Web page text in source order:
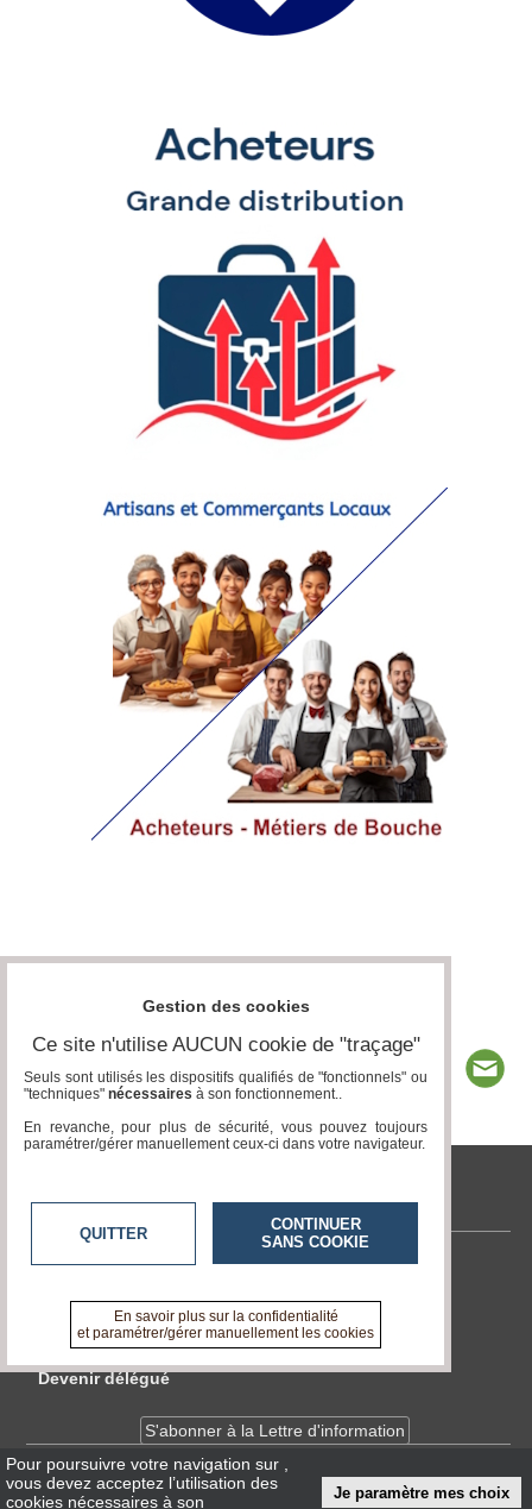
tvlocale.fr
En savoir +
A propos de tvlocale.fr
Devenir délégué
S'abonner à la Lettre d'information
InfosCNIL/RGPD
Pour poursuivre votre navigation sur
vous devez acceptez l’utilisation des
cookies nécessaires à son
Je paramètre mes choix
Gestion des cookies
Ce site n'utilise AUCUN cookie de "traçage"
Seuls sont utilisés les dispositifs qualifiés de "fonctionnels" ou
"techniques" nécessaires à son fonctionnement..
En revanche, pour plus de sécurité, vous pouvez toujours
paramétrer/gérer manuellement ceux-ci dans votre navigateur.
QUITTER
CONTINUER
SANS COOKIE
En savoir plus sur la confidentialité
et paramétrer/gérer manuellement les cookies